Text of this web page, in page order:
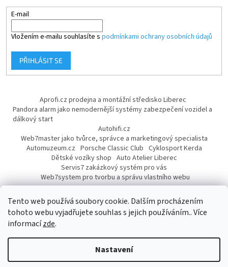
Tento web používá soubory cookie. Dalším procházením
tohoto webu vyjadřujete souhlas s jejich používáním.. Více
informacízde.
Nastavení
E-mail
Vložením e-mailu souhlasíte s podmínkami ochrany osobních údajů
PŘIHLÁSIT SE
Aprofi.cz prodejna a montážní středisko Liberec
Pandora alarm jako nemodernější systémy zabezpečení vozidel a
dálkový start
Autohifi.cz
Web7master jako tvůrce, správce a marketingový specialista
Automuzeum.cz Porsche Classic Club Cyklosport Kerda
Dětské vozíky shop Auto Atelier Liberec
Servis7 zakázkový systém pro vás
Web7system pro tvorbu a správu vlastního webu
Dárek